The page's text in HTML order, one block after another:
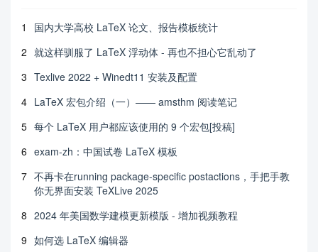
1
国内大学高校 LaTeX 论文、报告模板统计
2 就这样驯服了 LaTeX 浮动体 - 再也不担心它乱动了
3 Texlive 2022 + Winedt11 安装及配置
4 LaTeX 宏包介绍（一）—— amsthm 阅读笔记
5 每个 LaTeX 用户都应该使用的 9 个宏包[投稿]
6 exam-zh：中国试卷 LaTeX 模板
7 不再卡在running package-specific postactions，手把手教
你无界面安装 TeXLive 2025
8 2024 年美国数学建模更新模版 - 增加视频教程
9 如何选 LaTeX 编辑器